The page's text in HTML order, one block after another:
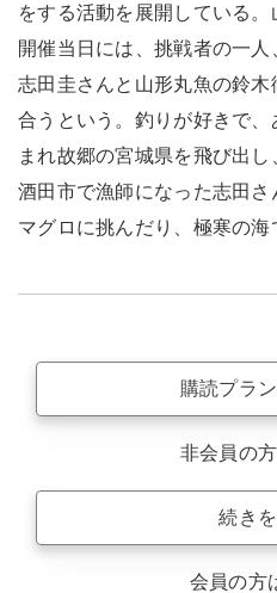
をする活動を展開している
開催当日には、挑戦者の一
志田圭さんと山形丸魚の鈴木
合うという。釣りが好きで
まれ故郷の宮城県を飛び出
酒田市で漁師になった志田
マグロに挑んだり、極寒の海
購読プラ
非会員の
続き
会員の方